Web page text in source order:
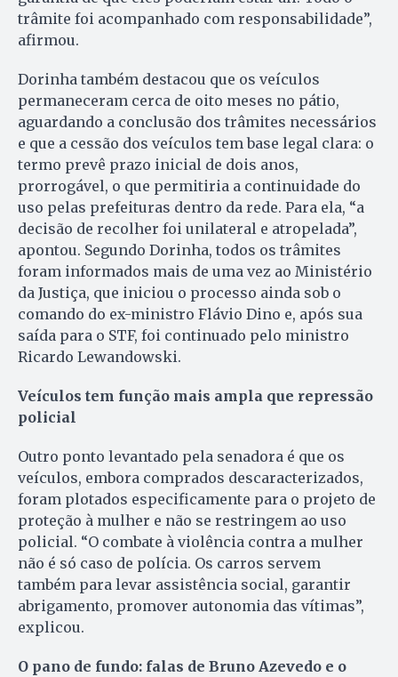
trâmite foi acompanhado com responsabilidade”,
afirmou.
Dorinha também destacou que os veículos
permaneceram cerca de oito meses no pátio,
aguardando a conclusão dos trâmites necessários
e que a cessão dos veículos tem base legal clara: o
termo prevê prazo inicial de dois anos,
prorrogável, o que permitiria a continuidade do
uso pelas prefeituras dentro da rede. Para ela, “a
decisão de recolher foi unilateral e atropelada”,
apontou. Segundo Dorinha, todos os trâmites
foram informados mais de uma vez ao Ministério
da Justiça, que iniciou o processo ainda sob o
comando do ex-ministro Flávio Dino e, após sua
saída para o STF, foi continuado pelo ministro
Ricardo Lewandowski.
Veículos tem função mais ampla que repressão
policial
Outro ponto levantado pela senadora é que os
veículos, embora comprados descaracterizados,
foram plotados especificamente para o projeto de
proteção à mulher e não se restringem ao uso
policial. “O combate à violência contra a mulher
não é só caso de polícia. Os carros servem
também para levar assistência social, garantir
abrigamento, promover autonomia das vítimas”,
explicou.
O pano de fundo: falas de Bruno Azevedo e o